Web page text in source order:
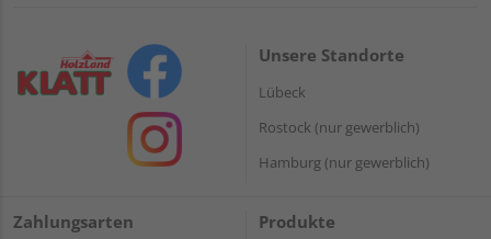
Unsere Standorte
Lübeck
Rostock (nur gewerblich)
Hamburg (nur gewerblich)
Zahlungsarten Produkte